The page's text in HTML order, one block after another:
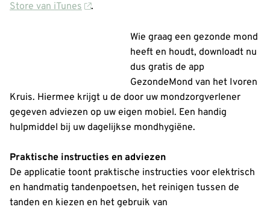
Store van iTunes
.
Wie graag een gezonde mond
heeft en houdt, downloadt nu
dus gratis de app
GezondeMond van het Ivoren
Kruis. Hiermee krijgt u de door uw mondzorgverlener
gegeven adviezen op uw eigen mobiel. Een handig
hulpmiddel bij uw dagelijkse mondhygiëne.
Praktische instructies en adviezen
De applicatie toont praktische instructies voor elektrisch
en handmatig tandenpoetsen, het reinigen tussen de
tanden en kiezen en het gebruik van